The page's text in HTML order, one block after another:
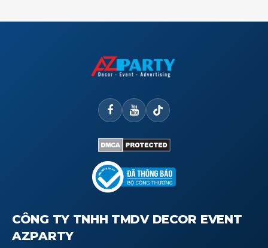
CÔNG TY TNHH TMDV DECOR EVENT
AZPARTY